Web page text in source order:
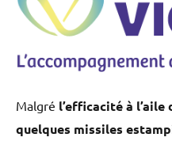
Malgré l’efficacité à
quelques missiles